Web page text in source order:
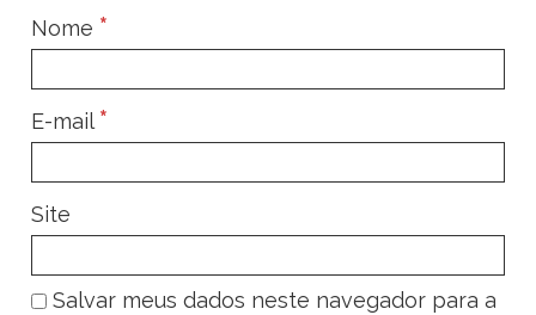
Nome *
E-mail*
Site
Salvar meus dados neste navegador para a